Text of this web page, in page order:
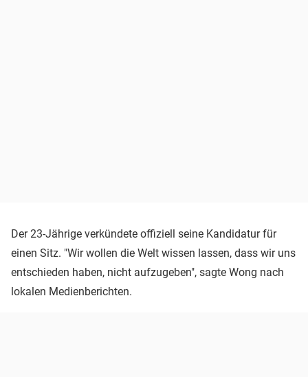
Der 23-Jährige verkündete offiziell seine Kandidatur für
einen Sitz. "Wir wollen die Welt wissen lassen, dass wir uns
entschieden haben, nicht aufzugeben", sagte Wong nach
lokalen Medienberichten.